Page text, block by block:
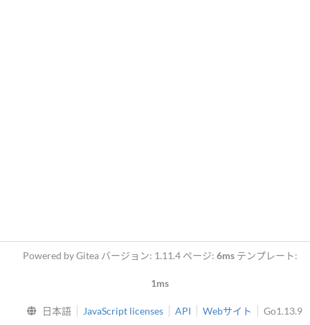
Powered by Gitea バージョン: 1.11.4 ページ: 6msテンプレート:
1ms
日本語 JavaScript licenses API Webサイト Go1.13.9